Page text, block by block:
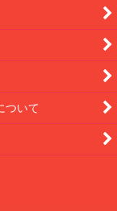
ついて